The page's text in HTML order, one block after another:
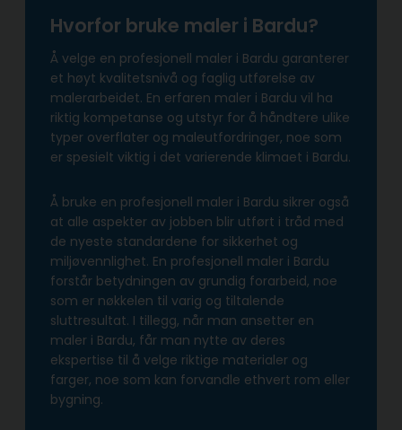
Hvorfor bruke maler i Bardu?
Å velge en profesjonell maler i Bardu garanterer
et høyt kvalitetsnivå og faglig utførelse av
malerarbeidet. En erfaren maler i Bardu vil ha
riktig kompetanse og utstyr for å håndtere ulike
typer overflater og maleutfordringer, noe som
er spesielt viktig i det varierende klimaet i Bardu.
Å bruke en profesjonell maler i Bardu sikrer også
at alle aspekter av jobben blir utført i tråd med
de nyeste standardene for sikkerhet og
miljøvennlighet. En profesjonell maler i Bardu
forstår betydningen av grundig forarbeid, noe
som er nøkkelen til varig og tiltalende
sluttresultat. I tillegg, når man ansetter en
maler i Bardu, får man nytte av deres
ekspertise til å velge riktige materialer og
farger, noe som kan forvandle ethvert rom eller
bygning.